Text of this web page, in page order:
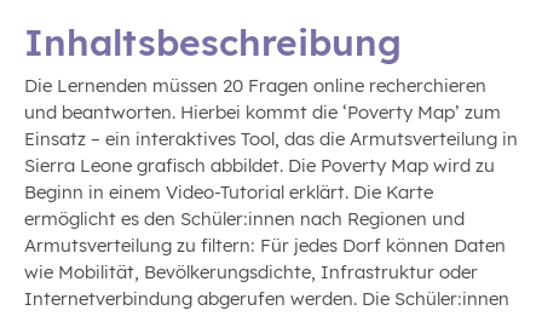
Inhaltsbeschreibung
Die Lernenden müssen 20 Fragen online recherchieren
und beantworten. Hierbei kommt die ‘Poverty Map’ zum
Einsatz – ein interaktives Tool, das die Armutsverteilung in
Sierra Leone grafisch abbildet. Die Poverty Map wird zu
Beginn in einem Video-Tutorial erklärt. Die Karte
ermöglicht es den Schüler:innen nach Regionen und
Armutsverteilung zu filtern: Für jedes Dorf können Daten
wie Mobilität, Bevölkerungsdichte, Infrastruktur oder
Internetverbindung abgerufen werden. Die Schüler:innen